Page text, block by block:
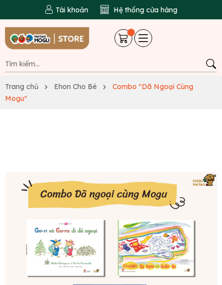
Tài khoản Hệ thống cửa hàng
Trang chủ Ehon Cho Bé
Combo "Dã Ngoại Cùng
Mogu"